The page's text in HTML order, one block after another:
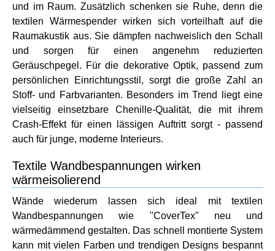
und im Raum. Zusätzlich schenken sie Ruhe, denn die
textilen Wärmespender wirken sich vorteilhaft auf die
Raumakustik aus. Sie dämpfen nachweislich den Schall
und sorgen für einen angenehm reduzierten
Geräuschpegel. Für die dekorative Optik, passend zum
persönlichen Einrichtungsstil, sorgt die große Zahl an
Stoff- und Farbvarianten. Besonders im Trend liegt eine
vielseitig einsetzbare Chenille-Qualität, die mit ihrem
Crash-Effekt für einen lässigen Auftritt sorgt - passend
auch für junge, moderne Interieurs.
Textile Wandbespannungen wirken
wärmeisolierend
Wände wiederum lassen sich ideal mit textilen
Wandbespannungen wie "CoverTex" neu und
wärmedämmend gestalten. Das schnell montierte System
kann mit vielen Farben und trendigen Designs bespannt